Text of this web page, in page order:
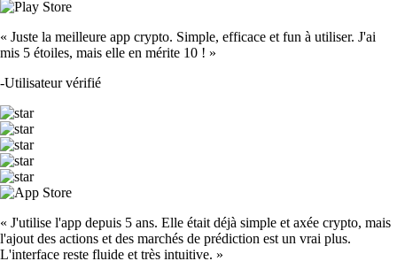
« Juste la meilleure app crypto. Simple, efficace et fun à utiliser. J'ai
mis 5 étoiles, mais elle en mérite 10 ! »
-Utilisateur vérifié
« J'utilise l'app depuis 5 ans. Elle était déjà simple et axée crypto, mais
l'ajout des actions et des marchés de prédiction est un vrai plus.
L'interface reste fluide et très intuitive. »